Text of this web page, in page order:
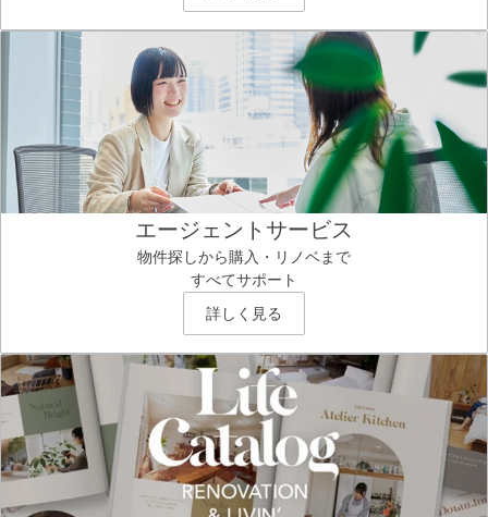
エージェントサービス
物件探しから購入・リノベまで
すべてサポート
詳しく見る